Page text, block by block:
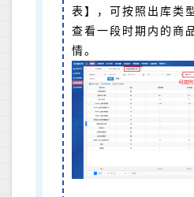
表】，可按照出库类
查看一段时期内的商
情。